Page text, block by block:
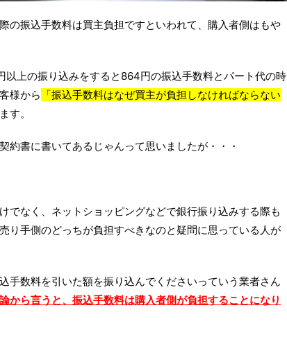
の振込手数料は買主負担ですといわれて、購入者側はもや
以上の振り込みをすると864円の振込手数料とパート代の時
様から 「振込手数料はなぜ買主が負担しなければならない
す。
約書に書いてあるじゃんって思いましたが・・・
でなく、ネットショッピングなどで銀行振り込みする際も
り手側のどっちが負担すべきなのと疑問に思っている人が
手数料を引いた額を振り込んでくださいっていう業者さん
から言うと、振込手数料は購入者側が負担することになり